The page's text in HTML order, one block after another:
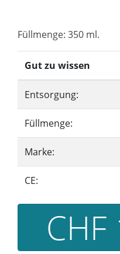
Füllmenge: 350 ml.
Gut zu wissen
Entsorgung:
Füllmenge:
Marke:
CE: